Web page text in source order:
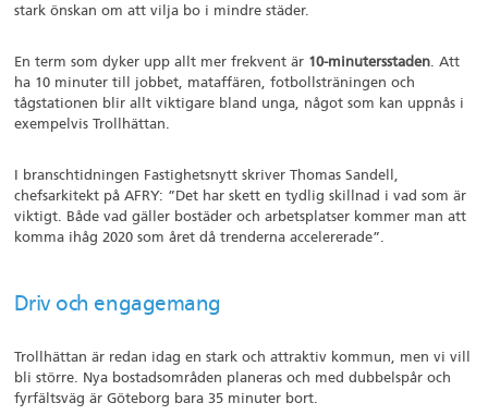
stark önskan om att vilja bo i mindre städer.
En term som dyker upp allt mer frekvent är 10-minutersstaden. Att
ha 10 minuter till jobbet, mataffären, fotbollsträningen och
tågstationen blir allt viktigare bland unga, något som kan uppnås i
exempelvis Trollhättan.
I branschtidningen Fastighetsnytt skriver Thomas Sandell,
chefsarkitekt på AFRY: ”Det har skett en tydlig skillnad i vad som är
viktigt. Både vad gäller bostäder och arbetsplatser kommer man att
komma ihåg 2020 som året då trenderna accelererade”.
Driv och engagemang
Trollhättan är redan idag en stark och attraktiv kommun, men vi vill
bli större. Nya bostadsområden planeras och med dubbelspår och
fyrfältsväg är Göteborg bara 35 minuter bort.